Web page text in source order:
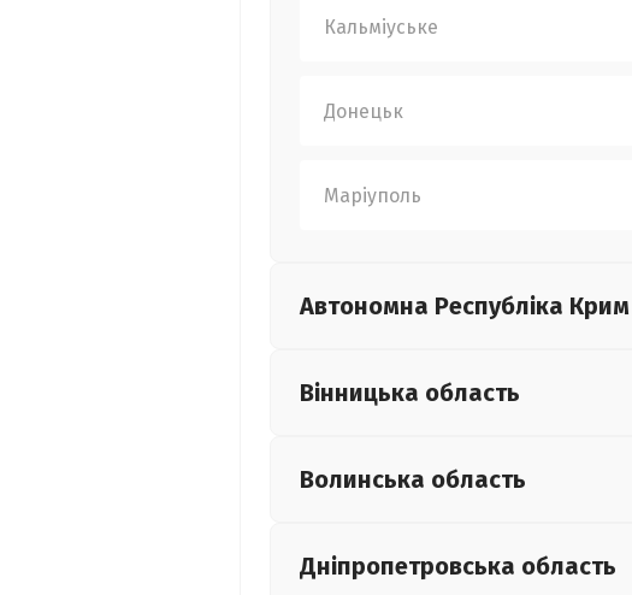
Кальміуське
Донецьк
Маріуполь
Автономна Республіка Крим
Вінницька область
Волинська область
Дніпропетровська область